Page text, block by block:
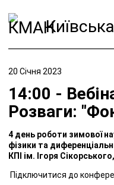
20 Січня 2023
14:00 -
Розваги:
4 день роботи зимової
фізики та
КПІ ім. Ігоря
Підключитися до